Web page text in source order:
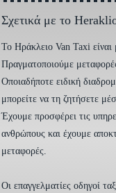
Σχετικά με το
To Ηράκλειο Van Taxi είναι
Πραγματοποιούμε
Οποιαδήποτε ειδική
μπορείτε να τη ζητήσετε
Έχουμε προσφέρει τις
ανθρώπους και έχουμε
μεταφορές.
Οι επαγγελματίες οδηγοί